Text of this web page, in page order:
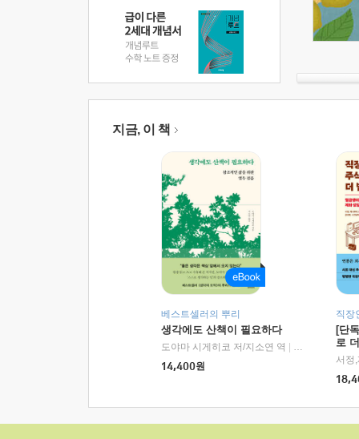
지금, 이 책
베스트셀러의 뿌리
생각에도 산책이 필요하다
도야마 시게히코 저/지소연 역
알에이치코리
14,400원
직장
[단
로